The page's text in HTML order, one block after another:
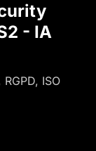
- IA
ISO